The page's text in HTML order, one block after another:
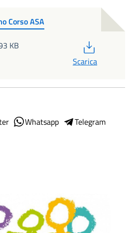
Corso ASA
KB
Scarica
Whatsapp
Telegram